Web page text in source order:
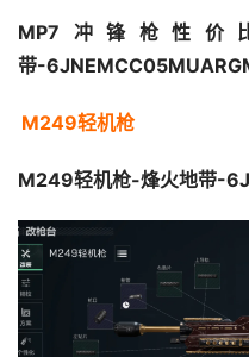
MP7冲锋枪性
带-
M249轻机枪
M249轻机枪-烽火地带-